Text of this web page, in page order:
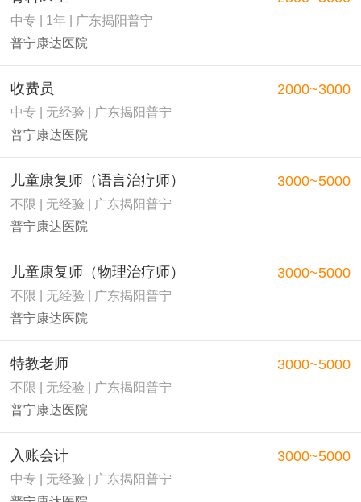
中专 | 1年 | 广东揭阳普宁
普宁康达医院
收费员
中专 | 无经验 | 广东揭阳普宁
普宁康达医院
2000~3000
儿童康复师（语言治疗师）
不限 | 无经验 | 广东揭阳普宁
普宁康达医院
3000~5000
儿童康复师（物理治疗师）
不限 | 无经验 | 广东揭阳普宁
普宁康达医院
3000~5000
特教老师
不限 | 无经验 | 广东揭阳普宁
普宁康达医院
3000~5000
入账会计
中专 | 无经验 | 广东揭阳普宁
3000~5000